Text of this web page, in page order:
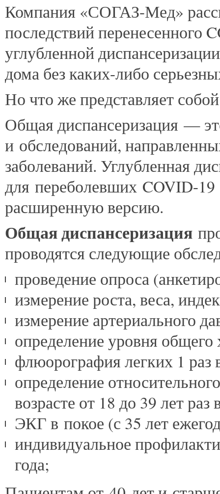
Компания «СОГАЗ-Мед»
последствий перенесенного
углубленной
дома без каких-либо
Но что же представляет
Общая диспансеризация —
и обследований,
заболеваний. Углубленная
для переболевших COVID-19
расширенную версию.
Общая диспансеризация
проводятся следующие
проведение опроса
измерение роста, веса,
измерение артериального
определение уровня
флюорография легких 1 раз
определение
возрасте от 18 до 39 лет раз
ЭКГ в покое (с 35 лет
индивидуальное
года;